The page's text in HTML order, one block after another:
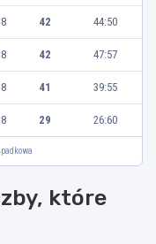
42 44:50
42 47:57
41 39:55
29 26:60
które